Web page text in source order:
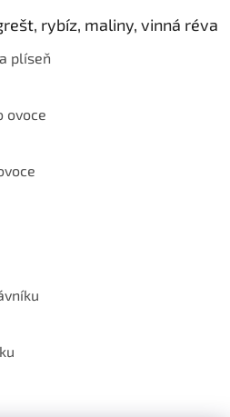
rybíz, maliny, vinná réva
plíseň
ovoce